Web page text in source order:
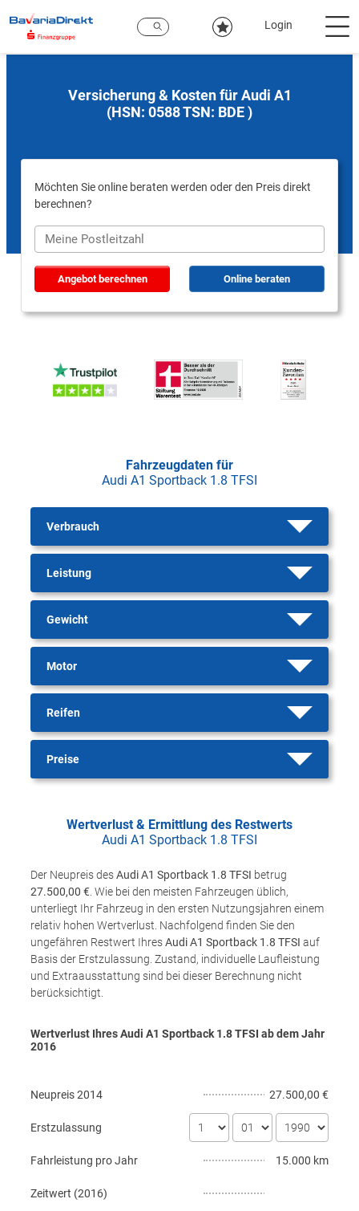
Hauptinhalt
Login
Versicherung & Kosten für Audi A1
(HSN: 0588 TSN: BDE )
Möchten Sie online beraten werden oder den Preis direkt
berechnen?
Angebot berechnen Online beraten
Fahrzeugdaten für
Audi A1 Sportback 1.8 TFSI
Verbrauch
Leistung
Gewicht
Motor
Reifen
Preise
Wertverlust & Ermittlung des Restwerts
Audi A1 Sportback 1.8 TFSI
Der Neupreis desAudi A1 Sportback 1.8 TFSI betrug
27.500,00 € . Wie bei den meisten Fahrzeugen üblich,
unterliegt Ihr Fahrzeug in den ersten Nutzungsjahren einem
relativ hohen Wertverlust. Nachfolgend finden Sie den
ungefähren Restwert IhresAudi A1 Sportback 1.8 TFSI auf
Basis der Erstzulassung. Zustand, individuelle Laufleistung
und Extraausstattung sind bei dieser Berechnung nicht
berücksichtigt.
Wertverlust Ihres Audi A1 Sportback 1.8 TFSI ab dem Jahr
2016
Neupreis2014 27.500,00 €
Erstzulassung
Fahrleistung pro Jahr 15.000 km
Zeitwert (2016)